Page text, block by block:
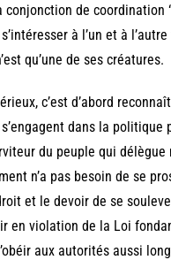
de coordination
à l’un et à
qu’une de ses créatures.
c’est d’abord
dans la
du peuple qui
n’a pas besoin de se
et le devoir de se
en violation de la Loi
aux autorités aussi